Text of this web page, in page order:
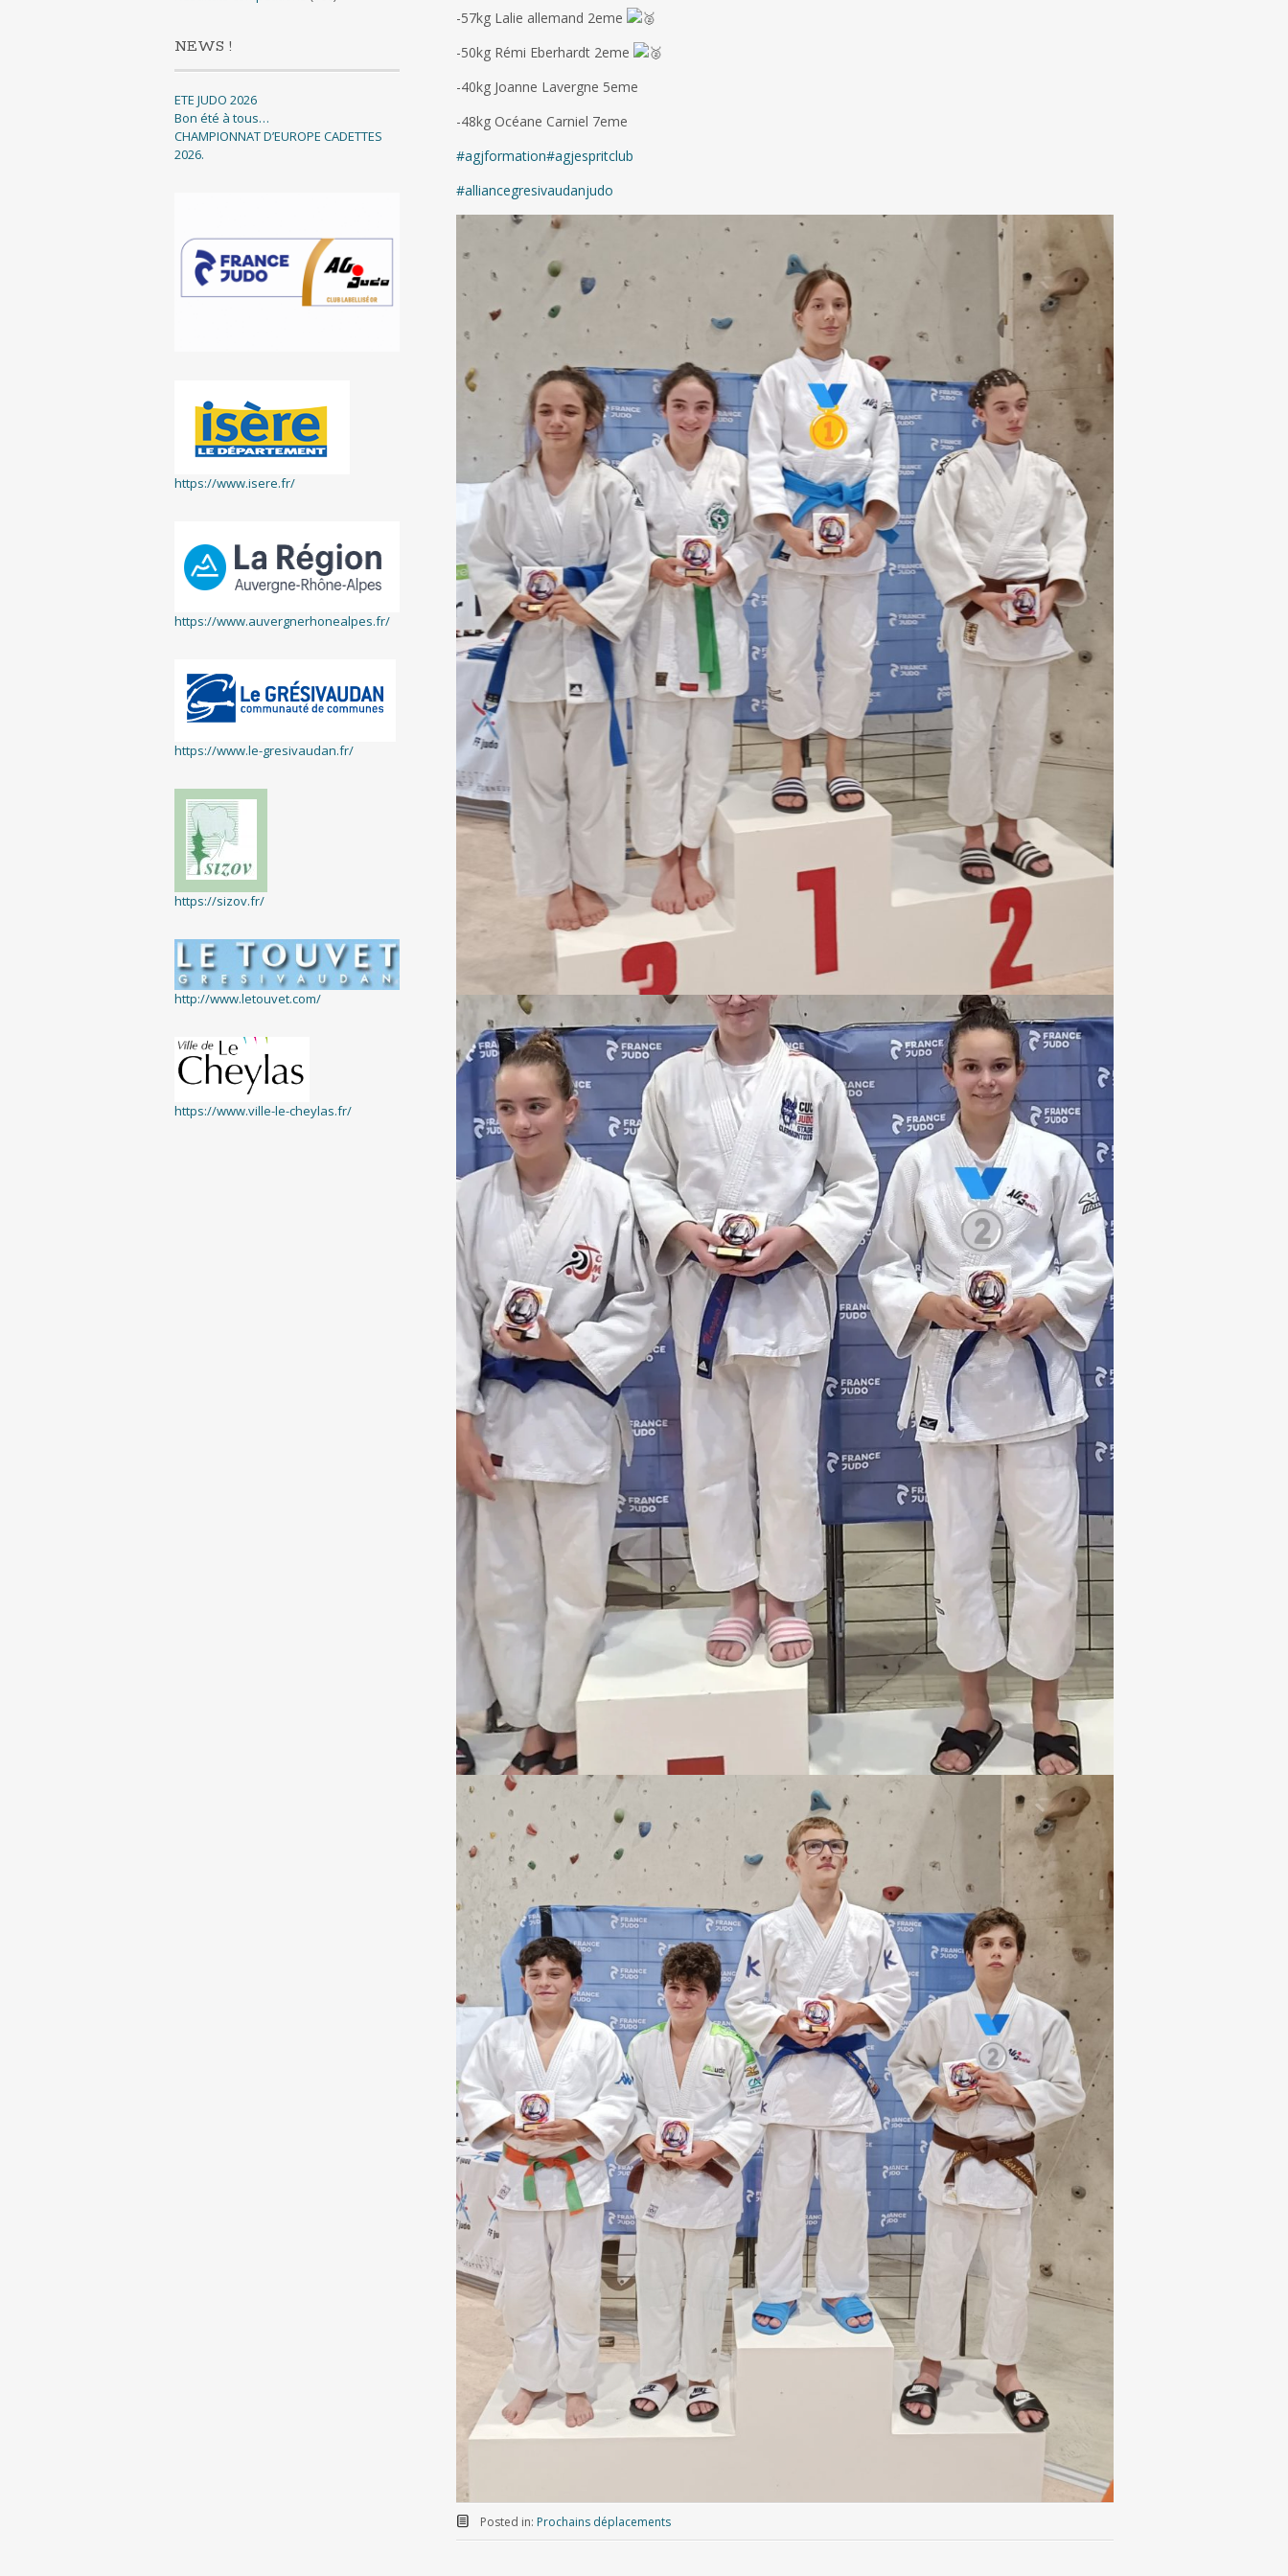
-57kg Lalie allemand 2eme
-50kg Rémi Eberhardt 2eme
-40kg Joanne Lavergne 5eme
-48kg Océane Carniel 7eme
#agjformation#agjespritclub
#alliancegresivaudanjudo
Posted in: Prochains déplacements
NEWS !
ETE JUDO 2026
Bon été à tous…
CHAMPIONNAT D’EUROPE CADETTES
2026.
https://www.isere.fr/
https://www.auvergnerhonealpes.fr/
https://www.le-gresivaudan.fr/
https://sizov.fr/
http://www.letouvet.com/
https://www.ville-le-cheylas.fr/